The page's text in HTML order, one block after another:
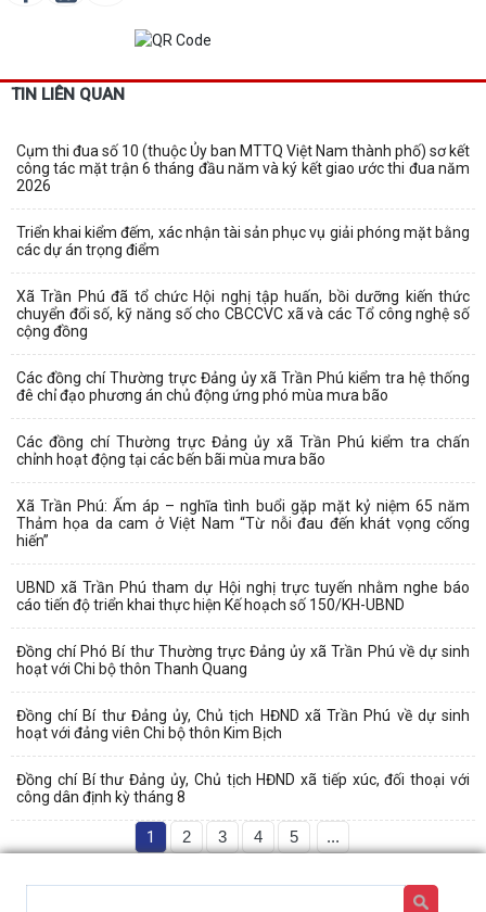
TIN LIÊN QUAN
Cụm thi đua số 10 (thuộc Ủy ban MTTQ Việt Nam thành phố) sơ kết
công tác mặt trận 6 tháng đầu năm và ký kết giao ước thi đua năm
2026
Triển khai kiểm đếm, xác nhận tài sản phục vụ giải phóng mặt bằng
các dự án trọng điểm
Xã Trần Phú đã tổ chức Hội nghị tập huấn, bồi dưỡng kiến thức
chuyển đổi số, kỹ năng số cho CBCCVC xã và các Tổ công nghệ số
cộng đồng
Các đồng chí Thường trực Đảng ủy xã Trần Phú kiểm tra hệ thống
đê chỉ đạo phương án chủ động ứng phó mùa mưa bão
Các đồng chí Thường trực Đảng ủy xã Trần Phú kiểm tra chấn
chỉnh hoạt động tại các bến bãi mùa mưa bão
Xã Trần Phú: Ấm áp – nghĩa tình buổi gặp mặt kỷ niệm 65 năm
Thảm họa da cam ở Việt Nam “Từ nỗi đau đến khát vọng cống
hiến”
UBND xã Trần Phú tham dự Hội nghị trực tuyến nhằm nghe báo
cáo tiến độ triển khai thực hiện Kế hoạch số 150/KH-UBND
Đồng chí Phó Bí thư Thường trực Đảng ủy xã Trần Phú về dự sinh
hoạt với Chi bộ thôn Thanh Quang
Đồng chí Bí thư Đảng ủy, Chủ tịch HĐND xã Trần Phú về dự sinh
hoạt với đảng viên Chi bộ thôn Kim Bịch
Đồng chí Bí thư Đảng ủy, Chủ tịch HĐND xã tiếp xúc, đối thoại với
công dân định kỳ tháng 8
1 2 3 4 5 ...